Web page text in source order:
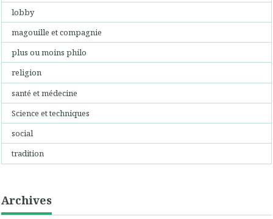
lobby
magouille et compagnie
plus ou moins philo
religion
santé et médecine
Science et techniques
social
tradition
Archives